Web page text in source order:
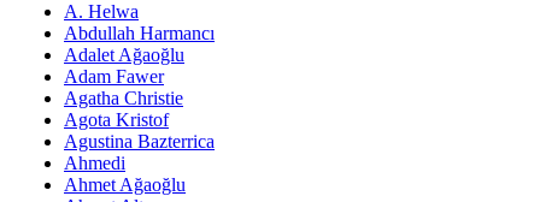
A. Helwa
Abdullah Harmancı
Adalet Ağaoğlu
Adam Fawer
Agatha Christie
Agota Kristof
Agustina Bazterrica
Ahmedi
Ahmet Ağaoğlu